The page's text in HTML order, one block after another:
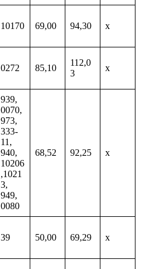
10170 69,00 94,30 х
0272 85,10
112,0
3
х
939,
0070,
973,
333-
11,
940,
10206
,1021
3,
949,
0080
68,52 92,25 х
39 50,00 69,29 х